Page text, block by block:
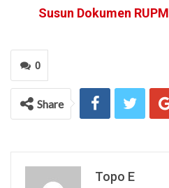
Susun Dokumen RUPM
0
Share
Topo E